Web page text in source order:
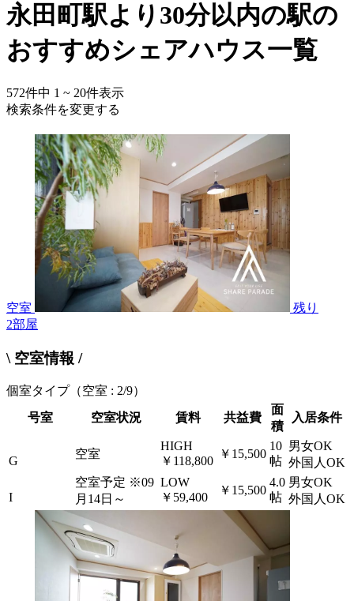
永田町駅より30分以内の駅の
おすすめシェアハウス一覧
572件中 1 ~ 20件表示
検索条件を変更する
空室
残り
2部屋
\ 空室情報 /
個室タイプ（空室 : 2/9）
号室
空室状況 賃料 共益費
面
積
入居条件
G
空室
HIGH
￥118,800
￥15,500
10
帖
男女OK
外国人OK
I
空室予定 ※09
月14日～
LOW
￥59,400
￥15,500
4.0
帖
男女OK
外国人OK